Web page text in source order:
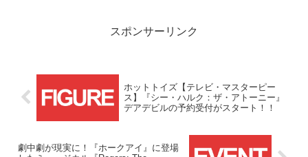
スポンサーリンク
ホットトイズ【テレビ・マスターピー
ス】『シー・ハルク：ザ・アトーニー』
デアデビルの予約受付がスタート！！
劇中劇が現実に！『ホークアイ』に登場